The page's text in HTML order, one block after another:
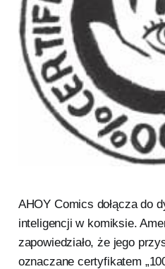
AHOY Comics dołącza do
inteligencji w komiksie.
zapowiedziało, że jego
oznaczane certyfikatem